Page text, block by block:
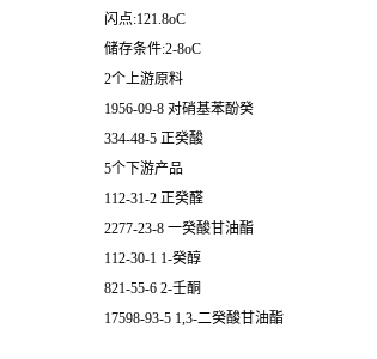
闪点:121.8oC
储存条件:2-8oC
2个上游原料
1956-09-8 对硝基苯酚癸
334-48-5 正癸酸
5个下游产品
112-31-2 正癸醛
2277-23-8 一癸酸甘油酯
112-30-1 1-癸醇
821-55-6 2-壬酮
17598-93-5 1,3-二癸酸甘油酯